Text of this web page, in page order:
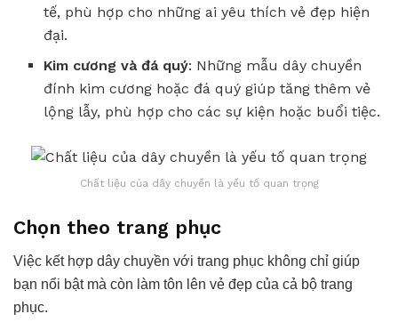
tế, phù hợp cho những ai yêu thích vẻ đẹp hiện
đại.
Kim cương và đá quý: Những mẫu dây chuyền
đính kim cương hoặc đá quý giúp tăng thêm vẻ
lộng lẫy, phù hợp cho các sự kiện hoặc buổi tiệc.
Chất liệu của dây chuyền là yếu tố quan trọng
Chọn theo trang phục
Việc kết hợp dây chuyền với trang phục không chỉ giúp
bạn nổi bật mà còn làm tôn lên vẻ đẹp của cả bộ trang
phục.